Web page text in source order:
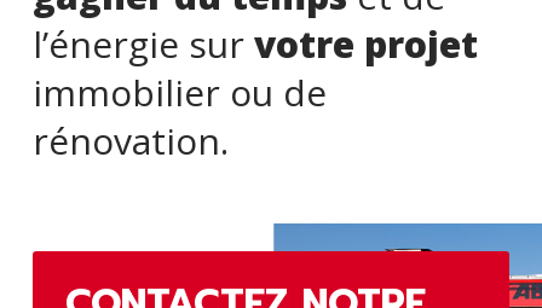
l’énergie survotre projet
immobilier ou de
rénovation.